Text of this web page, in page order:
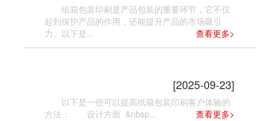
纸箱包装印刷是产品包装的重要环节，它不仅
起到保护产品的作用，还能提升产品的市场吸引
力。以下是...
查看更多>
[2025-09-23]
以下是一些可以提高纸箱包装印刷客户体验的
方法： 设计方面 &nbsp...
查看更多>